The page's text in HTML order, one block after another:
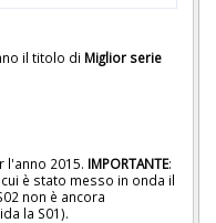
il titolo di Miglior serie
l'anno 2015. IMPORTANTE:
è stato messo in onda il
non è ancora
la S01).